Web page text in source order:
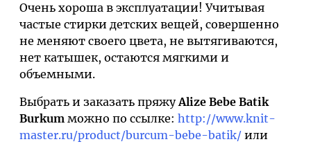
Очень хороша в эксплуатации! Учитывая
частые стирки детских вещей, совершенно
не меняют своего цвета, не вытягиваются,
нет катышек, остаются мягкими и
объемными.
Выбрать и заказать пряжуAlize Bebe Batik
Burkum можно по ссылке: http://www.knit-
master.ru/product/burcum-bebe-batik/ или